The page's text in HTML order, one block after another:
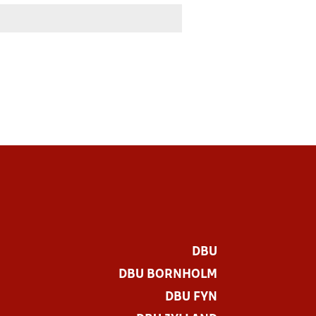
DBU
DBU BORNHOLM
DBU FYN